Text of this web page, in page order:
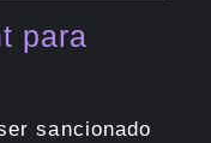
para
sancionado